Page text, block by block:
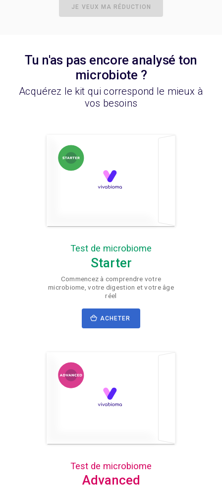
JE VEUX MA RÉDUCTION
Tu n'as pas encore analysé ton
microbiote ?
Acquérez le kit qui correspond le mieux à
vos besoins
Test de microbiome
Starter
Commencez à comprendre votre
microbiome, votre digestion et votre âge
réel
ACHETER
Test de microbiome
Advanced